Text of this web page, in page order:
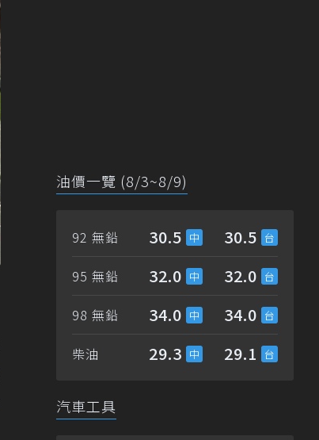
油價一覽 (8/3~8/9)
92 無鉛 30.5 30.5
95 無鉛 32.0 32.0
98 無鉛 34.0 34.0
柴油 29.3 29.1
汽車工具